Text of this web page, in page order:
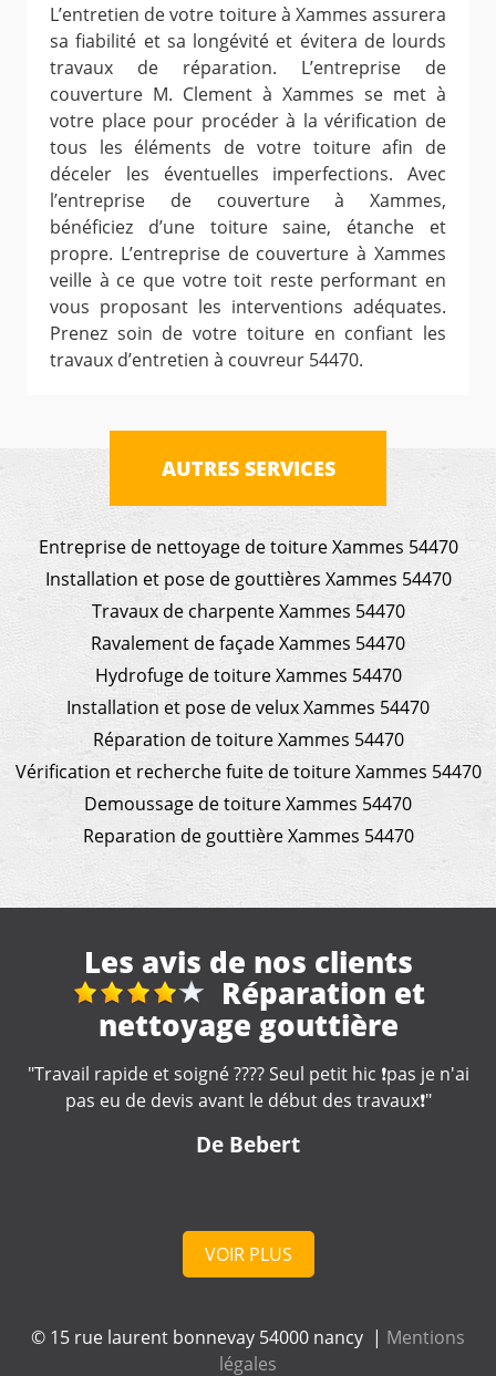
L’entretien de votre toiture à Xammes assurera
sa fiabilité et sa longévité et évitera de lourds
travaux de réparation. L’entreprise de
couverture M. Clement à Xammes se met à
votre place pour procéder à la vérification de
tous les éléments de votre toiture afin de
déceler les éventuelles imperfections. Avec
l’entreprise de couverture à Xammes,
bénéficiez d’une toiture saine, étanche et
propre. L’entreprise de couverture à Xammes
veille à ce que votre toit reste performant en
vous proposant les interventions adéquates.
Prenez soin de votre toiture en confiant les
travaux d’entretien à couvreur 54470.
AUTRES SERVICES
Entreprise de nettoyage de toiture Xammes 54470
Installation et pose de gouttières Xammes 54470
Travaux de charpente Xammes 54470
Ravalement de façade Xammes 54470
Hydrofuge de toiture Xammes 54470
Installation et pose de velux Xammes 54470
Réparation de toiture Xammes 54470
Vérification et recherche fuite de toiture Xammes 54470
Demoussage de toiture Xammes 54470
Reparation de gouttière Xammes 54470
Les avis de nos clients
reparation toiture
"Très bonne entreprise, intervention rapide et soignée,
professionnel à votre écoute . Je recommande "
De cd
VOIR PLUS
© 15 rue laurent bonnevay 54000 nancy | Mentions
légales